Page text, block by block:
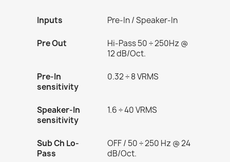
Inputs Pre-In / Speaker-In
Pre Out
Hi-Pass 50 ÷ 250Hz @
12 dB/Oct.
Pre-In
sensitivity
0.32 ÷ 8 VRMS
Speaker-In
sensitivity
1.6 ÷ 40 VRMS
Sub Ch Lo-
Pass
OFF / 50 ÷ 250 Hz @ 24
dB/Oct.